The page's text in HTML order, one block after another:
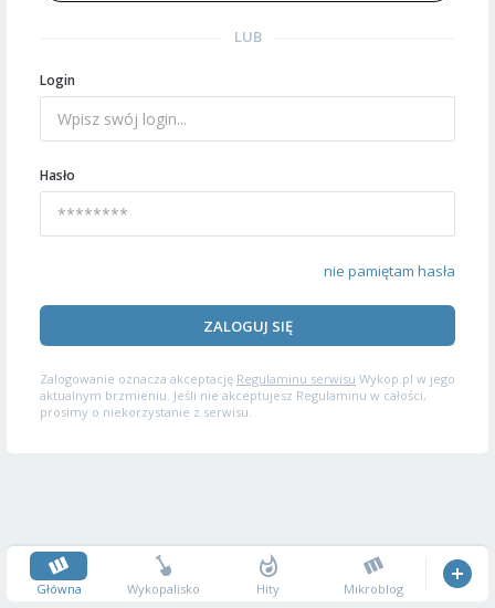
LUB
Login
Hasło
nie pamiętam hasła
ZALOGUJ SIĘ
Zalogowanie oznacza akceptację Regulaminu serwisu Wykop.pl w jego
aktualnym brzmieniu. Jeśli nie akceptujesz Regulaminu w całości,
prosimy o niekorzystanie z serwisu.
Główna Wykopalisko Hity Mikroblog